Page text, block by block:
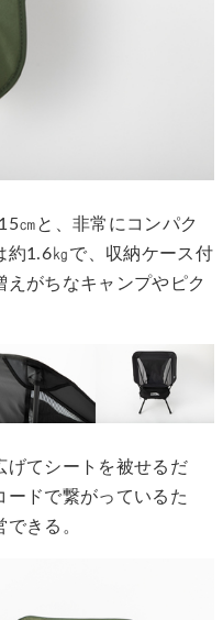
㎝と、非常にコンパク
約1.6㎏で、収納ケース付
えがちなキャンプやピク
げてシートを被せるだ
ードで繋がっているた
きる。